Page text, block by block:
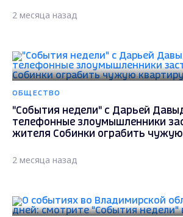
2 месяца назад
ОБЩЕСТВО
"События недели" с Дарьей
телефонные злоумышленники
жителя Собинки ограбить
2 месяца назад